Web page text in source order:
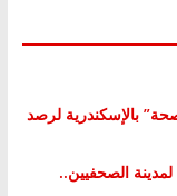
بالإسكندرية لرصد
الصحفيين..